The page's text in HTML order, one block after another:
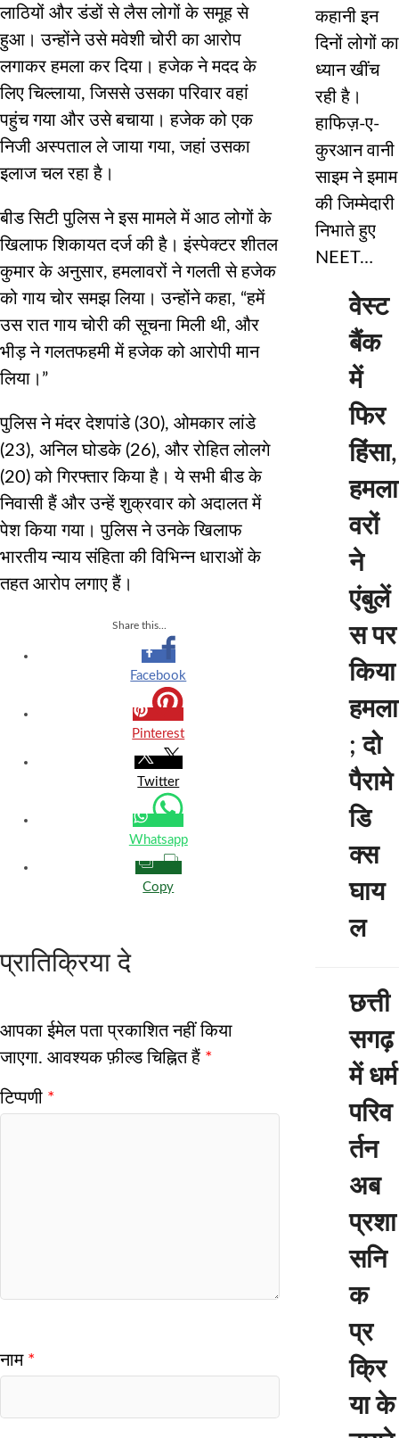
लाठियों और डंडों से लैस लोगों के समूह से
हुआ। उन्होंने उसे मवेशी चोरी का आरोप
लगाकर हमला कर दिया। हजेक ने मदद के
लिए चिल्लाया, जिससे उसका परिवार वहां
पहुंच गया और उसे बचाया। हजेक को एक
निजी अस्पताल ले जाया गया, जहां उसका
इलाज चल रहा है।
बीड सिटी पुलिस ने इस मामले में आठ लोगों के
खिलाफ शिकायत दर्ज की है। इंस्पेक्टर शीतल
कुमार के अनुसार, हमलावरों ने गलती से हजेक
को गाय चोर समझ लिया। उन्होंने कहा, “हमें
उस रात गाय चोरी की सूचना मिली थी, और
भीड़ ने गलतफहमी में हजेक को आरोपी मान
लिया।”
पुलिस ने मंदर देशपांडे (30), ओमकार लांडे
(23), अनिल घोडके (26), और रोहित लोलगे
(20) को गिरफ्तार किया है। ये सभी बीड के
निवासी हैं और उन्हें शुक्रवार को अदालत में
पेश किया गया। पुलिस ने उनके खिलाफ
भारतीय न्याय संहिता की विभिन्न धाराओं के
तहत आरोप लगाए हैं।
Share this...
Facebook
Pinterest
Twitter
Whatsapp
Copy
प्रातिक्रिया दे
आपका ईमेल पता प्रकाशित नहीं किया
जाएगा. आवश्यक फ़ील्ड चिह्नित हैं *
टिप्पणी *
नाम *
कहानी इन
दिनों लोगों का
ध्यान खींच
रही है।
हाफिज़-ए-
कुरआन वानी
साइम ने इमाम
की जिम्मेदारी
निभाते हुए
NEET…
वेस्ट
बैंक
में
फिर
हिंसा,
हमला
वरों
ने
एंबुलें
स पर
किया
हमला
; दो
पैरामे
डि
क्स
घाय
ल
छत्ती
सगढ़
में धर्म
परिव
र्तन
अब
प्रशा
सनि
क
प्र
क्रि
या के